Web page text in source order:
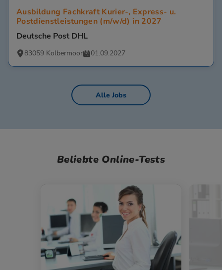
Ausbildung Fachkraft Kurier-, Express- u.
Postdienstleistungen (m/w/d) in 2027
Deutsche Post DHL
83059 Kolbermoor 01.09.2027
Alle Jobs
Beliebte Online-Tests